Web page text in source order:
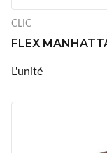
CLIC
FLEX
L'unité